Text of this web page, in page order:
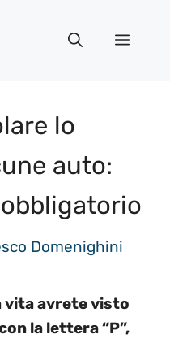
Menu
lo
auto:
Domenighini
vita avrete visto
la lettera “P”,